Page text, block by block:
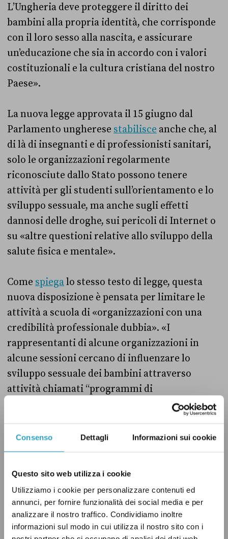
Consenso Dettagli Informazioni sui cookie
Questo sito web utilizza i cookie
Utilizziamo i cookie per personalizzare contenuti ed
annunci, per fornire funzionalità dei social media e per
analizzare il nostro traffico. Condividiamo inoltre
informazioni sul modo in cui utilizza il nostro sito con i
L’Ungheria deve proteggere il diritto dei
bambini alla propria identità, che corrisponde
con il loro sesso alla nascita, e assicurare
un’educazione che sia in accordo con i valori
costituzionali e la cultura cristiana del nostro
Paese».
La nuova legge approvata il 15 giugno dal
Parlamento ungherese stabilisce anche che, al
di là di insegnanti e di professionisti sanitari,
solo le organizzazioni regolarmente
riconosciute dallo Stato possono tenere
attività per gli studenti sull’orientamento e lo
sviluppo sessuale, ma anche sugli effetti
dannosi delle droghe, sui pericoli di Internet o
su «altre questioni relative allo sviluppo della
salute fisica e mentale».
Come spiegalo stesso testo di legge, questa
nuova disposizione è pensata per limitare le
attività a scuola di «organizzazioni con una
credibilità professionale dubbia». «I
rappresentanti di alcune organizzazioni in
alcune sessioni cercano di influenzare lo
sviluppo sessuale dei bambini attraverso
attività chiamati “programmi di
sensibilizzazione”», ma «che possono causare
gravi danni allo sviluppo fisico, intellettuale e
morale dei bambini»,sottolineail testo di
legge. «L’obiettivo dell’emendamento è quello
essere tenute solo da persone od
organizzazioni che sono incluse in un registro
ufficiale, costantemente aggiornato». Dunque
Meloni, come abbiamo anticipato, cita